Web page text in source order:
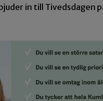
in till Tivedsdagen